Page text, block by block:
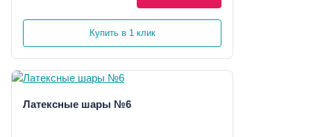
Купить в 1 клик
Латексные шары №6